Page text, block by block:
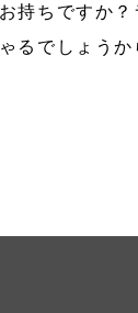
持ちですか
でしょうか